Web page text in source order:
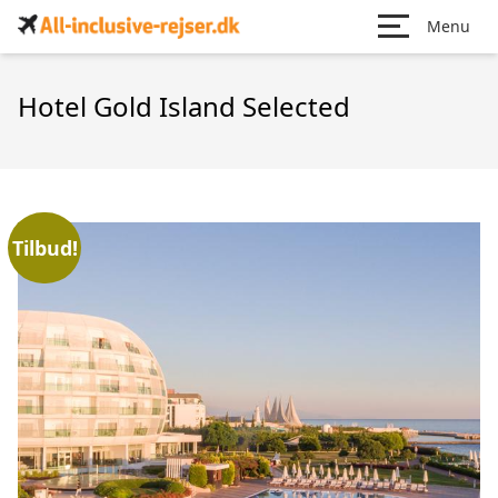
Menu
Hotel Gold Island Selected
Tilbud!